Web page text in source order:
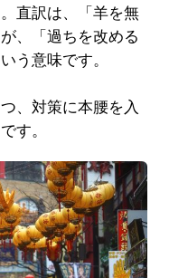
直訳は、「羊を無
、「過ちを改める
う意味です。
、対策に本腰を入
す。